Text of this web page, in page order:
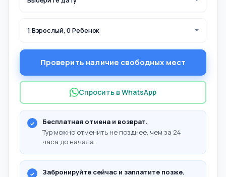
1 Взрослый, 0 Ребенок
Проверить наличие свободных мест
Спросить в WhatsApp
Бесплатная отмена и возврат.
Тур можно отменить не позднее, чем за 24
часа до начала.
Забронируйте сейчас и заплатите позже.